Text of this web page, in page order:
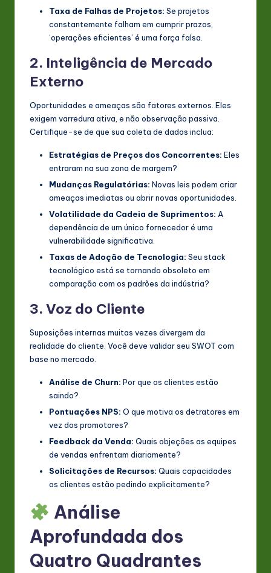
Taxa de Falhas de Projetos: Se projetos
constantemente falham em cumprir prazos,
‘operações eficientes’ é uma força falsa.
2. Inteligência de Mercado
Externo
Oportunidades e ameaças são fatores externos. Eles
exigem varredura ativa, e não observação passiva.
Certifique-se de que sua coleta de dados inclua:
Estratégias de Preços dos Concorrentes: Eles
entraram na sua zona de margem?
Mudanças Regulatórias: Novas leis podem criar
ameaças imediatas ou abrir novas oportunidades.
Volatilidade da Cadeia de Suprimentos: A
dependência de um único fornecedor é uma
vulnerabilidade significativa.
Taxas de Adoção de Tecnologia: Seu stack
tecnológico está se tornando obsoleto em
comparação com os padrões da indústria?
3. Voz do Cliente
Suposições internas muitas vezes divergem da
realidade do cliente. Você deve validar seu SWOT com
base no mercado.
Análise de Churn: Por que os clientes estão
saindo?
Pontuações NPS: O que motiva os detratores em
vez dos promotores?
Feedback da Venda: Quais objeções as equipes
de vendas enfrentam diariamente?
Solicitações de Recursos: Quais capacidades
os clientes estão pedindo explicitamente?
Análise
Aprofundada dos
Quatro Quadrantes